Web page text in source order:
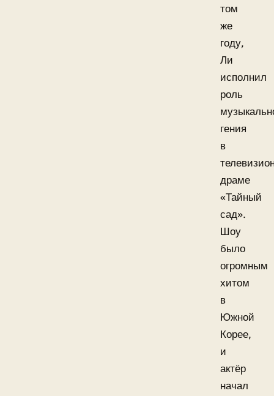
том
же
году,
Ли
исполнил
роль
гения
в
драме
«Тайный
сад».
Шоу
было
огромным
хитом
в
Южной
Корее,
и
актёр
начал